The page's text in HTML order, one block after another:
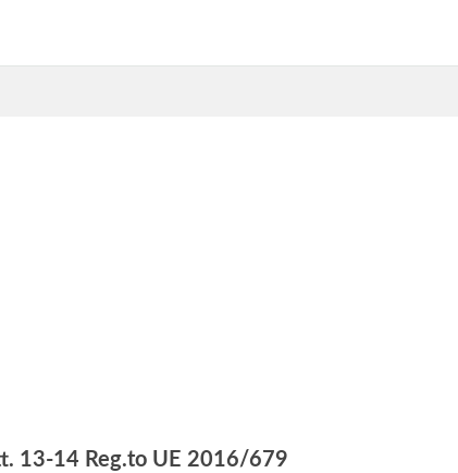
13-14 Reg.to UE 2016/679